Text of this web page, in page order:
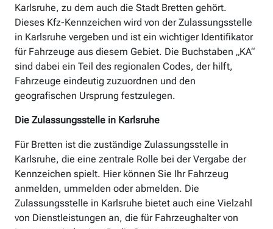
Karlsruhe, zu dem auch die Stadt Bretten gehört.
Dieses Kfz-Kennzeichen wird von der Zulassungsstelle
in Karlsruhe vergeben und ist ein wichtiger Identifikator
für Fahrzeuge aus diesem Gebiet. Die Buchstaben „KA“
sind dabei ein Teil des regionalen Codes, der hilft,
Fahrzeuge eindeutig zuzuordnen und den
geografischen Ursprung festzulegen.
Die Zulassungsstelle in Karlsruhe
Für Bretten ist die zuständige Zulassungsstelle in
Karlsruhe, die eine zentrale Rolle bei der Vergabe der
Kennzeichen spielt. Hier können Sie Ihr Fahrzeug
anmelden, ummelden oder abmelden. Die
Zulassungsstelle in Karlsruhe bietet auch eine Vielzahl
von Dienstleistungen an, die für Fahrzeughalter von